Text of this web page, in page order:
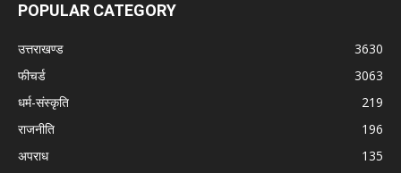
POPULAR CATEGORY
उत्तराखण्ड
3630
फीचर्ड
3063
धर्म-संस्कृति
219
राजनीति
196
अपराध
135